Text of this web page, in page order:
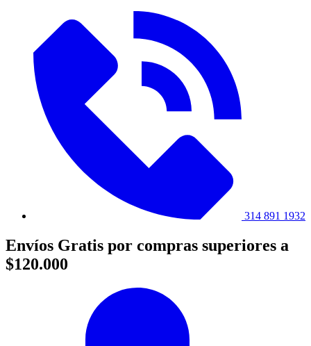
314 891 1932
Envíos Gratis por compras superiores a
$120.000